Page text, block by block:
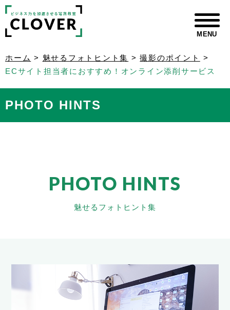
MENU
ホーム > 魅せるフォトヒント集 >撮影のポイント
>
ECサイト担当者におすすめ！オンライン添削サービス
PHOTO HINTS
PHOTO HINTS
魅せるフォトヒント集